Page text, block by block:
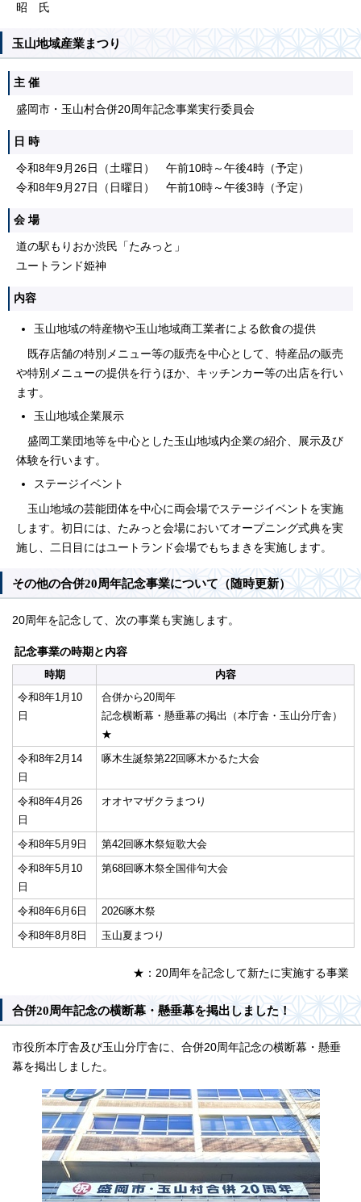
昭 氏
玉山地域産業まつり
主 催
盛岡市・玉山村合併20周年記念事業実行委員会
日 時
令和8年9月26日（土曜日） 午前10時～午後4時（予定）
令和8年9月27日（日曜日） 午前10時～午後3時（予定）
会 場
道の駅もりおか渋民「たみっと」
ユートランド姫神
内容
玉山地域の特産物や玉山地域商工業者による飲食の提供
既存店舗の特別メニュー等の販売を中心として、特産品の販売
や特別メニューの提供を行うほか、キッチンカー等の出店を行い
ます。
玉山地域企業展示
盛岡工業団地等を中心とした玉山地域内企業の紹介、展示及び
体験を行います。
ステージイベント
玉山地域の芸能団体を中心に両会場でステージイベントを実施
します。初日には、たみっと会場においてオープニング式典を実
施し、二日目にはユートランド会場でもちまきを実施します。
その他の合併20周年記念事業について（随時更新）
20周年を記念して、次の事業も実施します。
記念事業の時期と内容
時期
内容
令和8年1月10
日
合併から20周年
記念横断幕・懸垂幕の掲出（本庁舎・玉山分庁舎）
★
令和8年2月14
日
啄木生誕祭第22回啄木かるた大会
令和8年4月26
日
オオヤマザクラまつり
令和8年5月9日
第42回啄木祭短歌大会
令和8年5月10
日
第68回啄木祭全国俳句大会
令和8年6月6日
2026啄木祭
令和8年8月8日
玉山夏まつり
★：20周年を記念して新たに実施する事業
合併20周年記念の横断幕・懸垂幕を掲出しました！
市役所本庁舎及び玉山分庁舎に、合併20周年記念の横断幕・懸垂
幕を掲出しました。